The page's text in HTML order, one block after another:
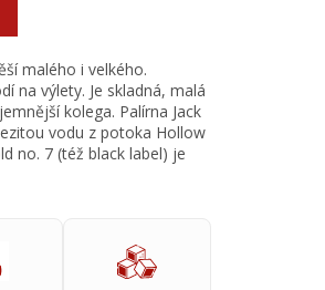
malého i velkého.
na výlety. Je skladná, malá
kolega. Palírna Jack
vodu z potoka Hollow
no. 7 (též black label) je